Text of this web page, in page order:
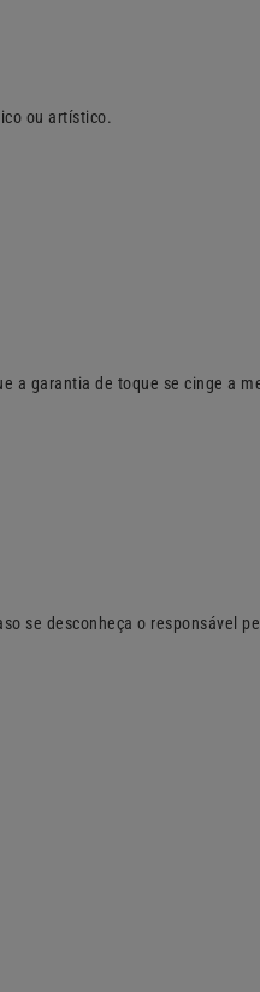
ou artístico.
a garantia de toque se cinge a
se desconheça o responsável